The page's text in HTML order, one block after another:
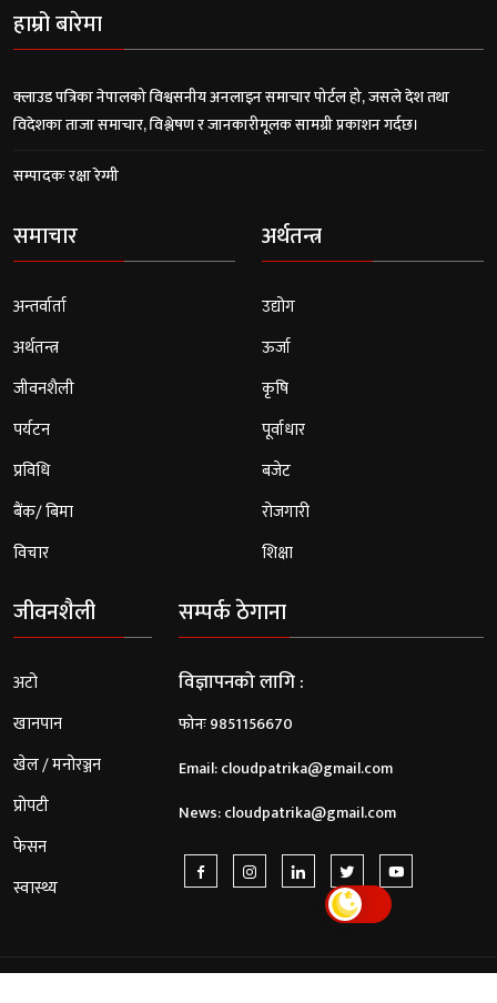
हाम्रो बारेमा
क्लाउड पत्रिका नेपालको विश्वसनीय अनलाइन समाचार पोर्टल हो, जसले देश तथा
विदेशका ताजा समाचार, विश्लेषण र जानकारीमूलक सामग्री प्रकाशन गर्दछ।
सम्पादकः रक्षा रेग्मी
समाचार
अन्तर्वार्ता
अर्थतन्त्र
जीवनशैली
पर्यटन
प्रविधि
बैंक/ बिमा
विचार
अर्थतन्त्र
उद्योग
ऊर्जा
कृषि
पूर्वाधार
बजेट
रोजगारी
शिक्षा
जीवनशैली
अटो
खानपान
खेल / मनोरञ्जन
प्रोपटी
फेसन
स्वास्थ्य
सम्पर्क ठेगाना
विज्ञापनको लागि :
फोनः 9851156670
Email:cloudpatrika@gmail.com
News:cloudpatrika@gmail.com